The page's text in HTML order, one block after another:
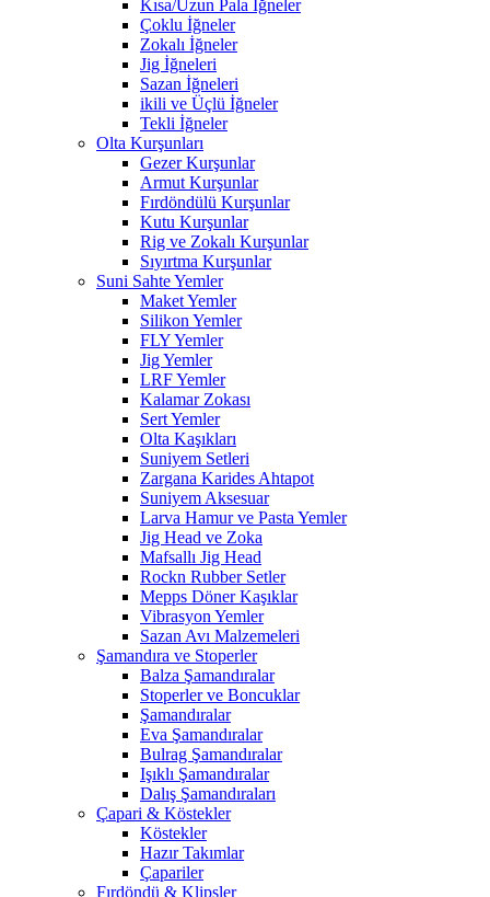
Kısa/Uzun Pala İğneler
Çoklu İğneler
Zokalı İğneler
Jig İğneleri
Sazan İğneleri
ikili ve Üçlü İğneler
Tekli İğneler
Olta Kurşunları
Gezer Kurşunlar
Armut Kurşunlar
Fırdöndülü Kurşunlar
Kutu Kurşunlar
Rig ve Zokalı Kurşunlar
Sıyırtma Kurşunlar
Suni Sahte Yemler
Maket Yemler
Silikon Yemler
FLY Yemler
Jig Yemler
LRF Yemler
Kalamar Zokası
Sert Yemler
Olta Kaşıkları
Suniyem Setleri
Zargana Karides Ahtapot
Suniyem Aksesuar
Larva Hamur ve Pasta Yemler
Jig Head ve Zoka
Mafsallı Jig Head
Rockn Rubber Setler
Mepps Döner Kaşıklar
Vibrasyon Yemler
Sazan Avı Malzemeleri
Şamandıra ve Stoperler
Balza Şamandıralar
Stoperler ve Boncuklar
Şamandıralar
Eva Şamandıralar
Bulrag Şamandıralar
Işıklı Şamandıralar
Dalış Şamandıraları
Çapari & Köstekler
Köstekler
Hazır Takımlar
Çapariler
Fırdöndü & Klipsler